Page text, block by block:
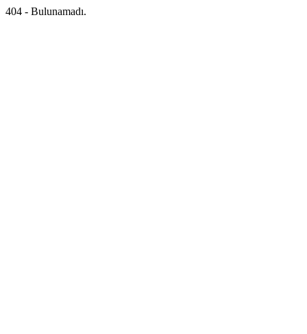
404 - Bulunamadı.